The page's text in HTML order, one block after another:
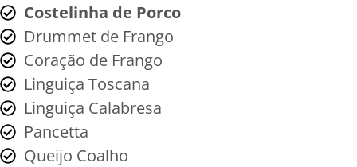
Costelinha de Porco
Drummet de Frango
Coração de Frango
Linguiça Toscana
Linguiça Calabresa
Pancetta
Queijo Coalho